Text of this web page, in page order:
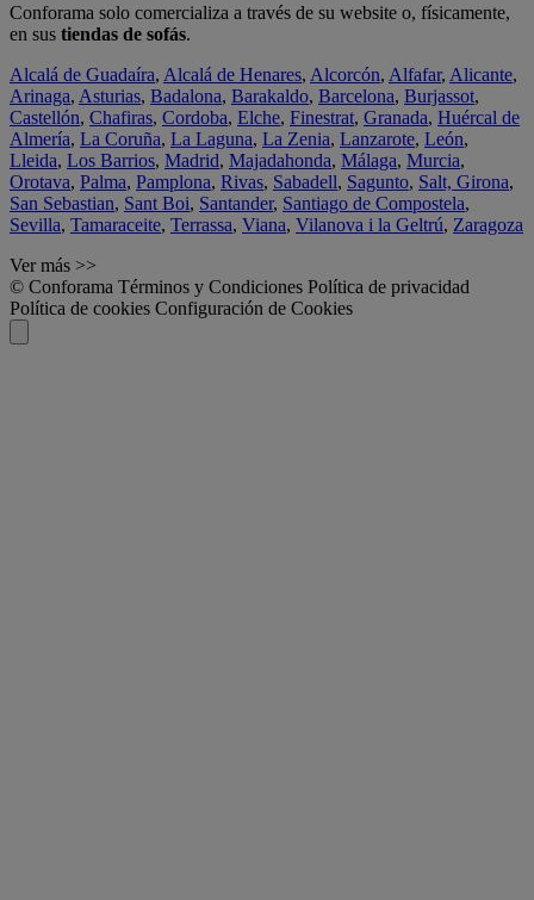
Conforama solo comercializa a través de su website o, físicamente,
en sus tiendas de sofás.
Alcalá de Guadaíra, Alcalá de Henares, Alcorcón, Alfafar, Alicante,
Arinaga, Asturias, Badalona, Barakaldo, Barcelona, Burjassot,
Castellón, Chafiras, Cordoba, Elche, Finestrat, Granada, Huércal de
Almería, La Coruña, La Laguna, La Zenia, Lanzarote, León,
Lleida, Los Barrios, Madrid, Majadahonda, Málaga, Murcia,
Orotava, Palma, Pamplona, Rivas, Sabadell, Sagunto, Salt, Girona,
San Sebastian, Sant Boi, Santander, Santiago de Compostela,
Sevilla, Tamaraceite, Terrassa, Viana, Vilanova i la Geltrú, Zaragoza
Ver más >>
© Conforama Términos y Condiciones Política de privacidad
Política de cookies Configuración de Cookies